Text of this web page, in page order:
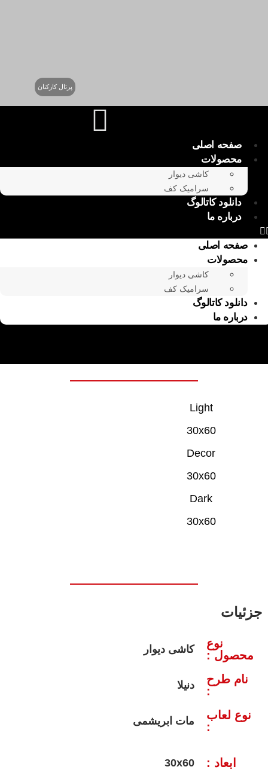
پرتال کارکنان
صفحه اصلی
محصولات
کاشی دیوار
سرامیک کف
دانلود کاتالوگ
درباره ما
صفحه اصلی
محصولات
کاشی دیوار
سرامیک کف
دانلود کاتالوگ
درباره ما
Light
30x60
Decor
30x60
Dark
30x60
جزئیات
نوع
محصول :
کاشی دیوار
نام طرح
دنیلا
نوع لعاب
مات ابریشمی
ابعاد : 30x60